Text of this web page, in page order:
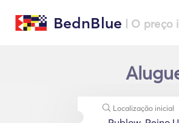
BednBlue | O
Localização inicial